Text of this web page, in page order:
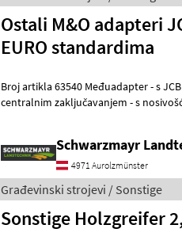
Ostali M&O adapteri
EURO standardima
Broj artikla 63540 Međuadapter - s JCB Q-Fit na EURO spojku - s
centralnim zaključavanjem - s nosivošću od 3, 0
Schwarzmayr
4971 Aurolzmünster
Građevinski strojevi / Sonstige
Sonstige Holzgreifer